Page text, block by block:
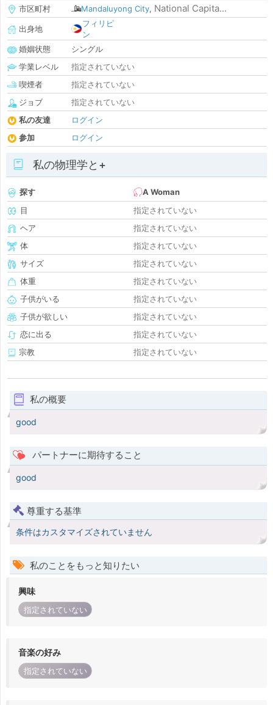
市区町村
Mandaluyong City, National Capita...
出身地
フィリピ
ン
婚姻状態
シングル
学業レベル
指定されていない
喫煙者
指定されていない
ジョブ
指定されていない
私の友達
ログイン
参加
ログイン
私の物理学と+
探す
A Woman
目
指定されていない
ヘア
指定されていない
体
指定されていない
サイズ
指定されていない
体重
指定されていない
子供がいる
指定されていない
子供が欲しい
指定されていない
恋に出る
指定されていない
宗教
指定されていない
私の概要
good
パートナーに期待すること
good
尊重する基準
条件はカスタマイズされていません
私のことをもっと知りたい
興味
指定されていない
音楽の好み
指定されていない